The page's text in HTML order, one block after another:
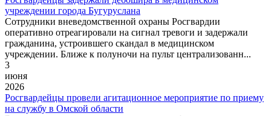
учреждении города Бугуруслана
Сотрудники вневедомственной охраны Росгвардии
оперативно отреагировали на сигнал тревоги и задержали
гражданина, устроившего скандал в медицинском
учреждении. Ближе к полуночи на пульт централизованн...
3
июня
2026
Росгвардейцы провели агитационное мероприятие по приему
на службу в Омской области